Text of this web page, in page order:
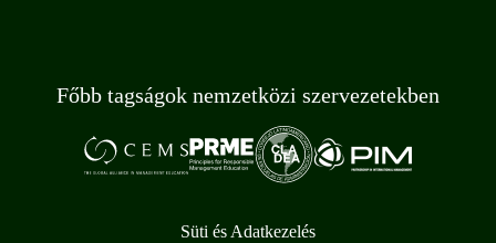
Főbb tagságok nemzetközi szervezetekben
Süti és Adatkezelés